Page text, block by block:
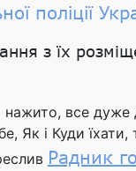
поліції
з їх
нажито, все
Як і Куди
Радник